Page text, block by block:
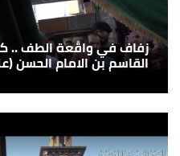
زفاف في واقعة الطف ..
القاسم بن الامام الحسن